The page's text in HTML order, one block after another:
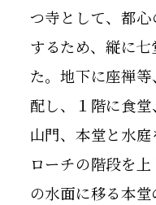
つ寺として、都
するため、縦に
た。地下に座禅
配し、１階に食
山門、本堂と水
ローチの階段を
の水面に移る本